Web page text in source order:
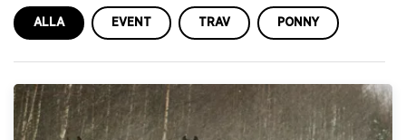
ALLA EVENT TRAV PONNY